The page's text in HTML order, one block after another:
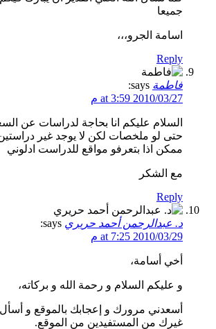
جميعا
اسامة الجرو،،،
Reply
فاطمة says:
2010/03/27 at 3:59 م
السلام عليكم انا بحاجة لدراسات عن
حتى لو ملخصات لكن لا يوجد غير
ممكن اذا بتعرفو مواقع للدراست ادلوني
مع الشكر
Reply
د. عبدالرحمن أحمد حريري says:
2010/03/29 at 7:25 م
أخي أسامة،
و عليكم السلام و رحمة الله و بركاته،
أسعدني مرورك و إعجابك بالموقع و
غيرك من المستفيدين من الموقع.